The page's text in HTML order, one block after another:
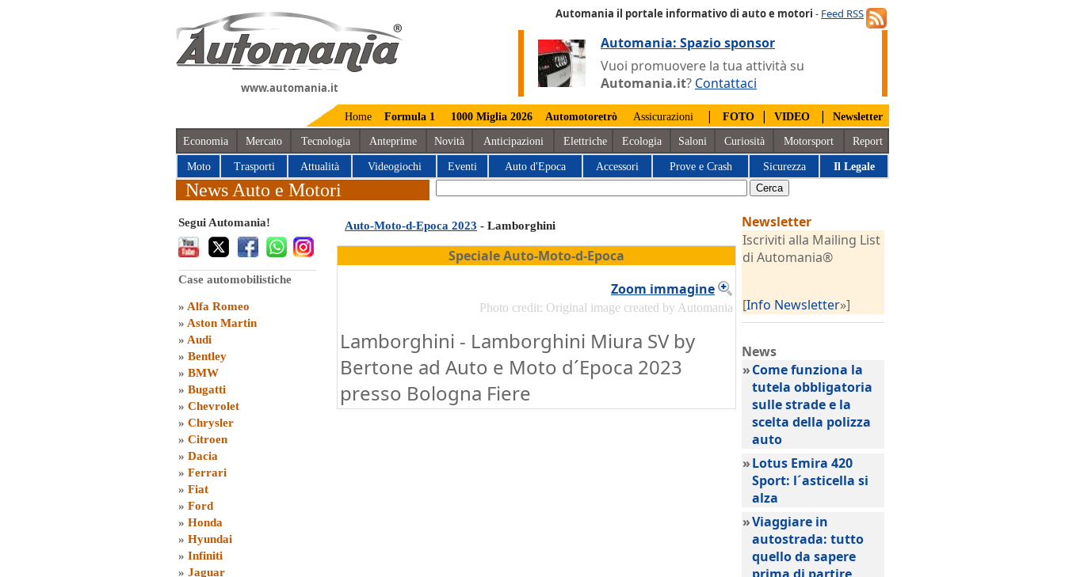
www.automania.it
Automania il portale informativo di auto e motori - Feed RSS
Automania: Spazio sponsor
Vuoi promuovere la tua attività su
Automania.it? Contattaci
Home Formula 1 1000 Miglia 2026 Automotoretrò Assicurazioni | FOTO | VIDEO | Newsletter
Economia Mercato Tecnologia Anteprime Novità Anticipazioni Elettriche Ecologia Saloni Curiosità Motorsport Report
Moto Trasporti Attualità Videogiochi Eventi Auto d'Epoca Accessori Prove e Crash Sicurezza Il Legale
News Auto e Motori
Segui Automania!
Case automobilistiche
» Alfa Romeo
» Aston Martin
» Audi
» Bentley
» BMW
» Bugatti
» Chevrolet
» Chrysler
» Citroen
» Dacia
» Ferrari
» Fiat
» Ford
» Honda
» Hyundai
» Infiniti
» Jaguar
Auto-Moto-d-Epoca 2023 - Lamborghini
Speciale Auto-Moto-d-Epoca
Zoom immagine
Photo credit: Original image created by Automania
Lamborghini - Lamborghini Miura SV by
Bertone ad Auto e Moto d´Epoca 2023
presso Bologna Fiere
Newsletter
Iscriviti alla Mailing List
di Automania®
[Info Newsletter»]
News
»Come funziona la
tutela obbligatoria
sulle strade e la
scelta della polizza
auto
»Lotus Emira 420
Sport: l´asticella si
alza
»Viaggiare in
autostrada: tutto
quello da sapere